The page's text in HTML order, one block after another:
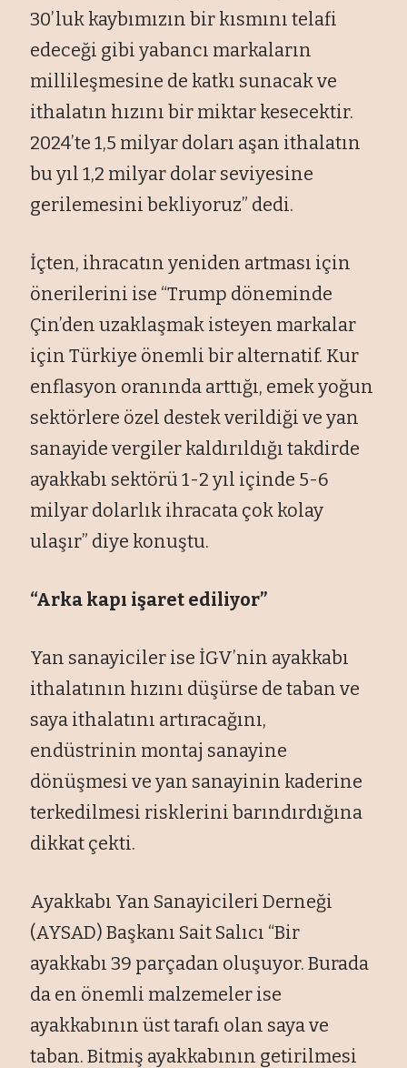
30’luk kaybımızın bir kısmını telafi
edeceği gibi yabancı markaların
millileşmesine de katkı sunacak ve
ithalatın hızını bir miktar kesecektir.
2024’te 1,5 milyar doları aşan ithalatın
bu yıl 1,2 milyar dolar seviyesine
gerilemesini bekliyoruz” dedi.
İçten, ihracatın yeniden artması için
önerilerini ise “Trump döneminde
Çin’den uzaklaşmak isteyen markalar
için Türkiye önemli bir alternatif. Kur
enflasyon oranında arttığı, emek yoğun
sektörlere özel destek verildiği ve yan
sanayide vergiler kaldırıldığı takdirde
ayakkabı sektörü 1-2 yıl içinde 5-6
milyar dolarlık ihracata çok kolay
ulaşır” diye konuştu.
“Arka kapı işaret ediliyor”
Yan sanayiciler ise İGV’nin ayakkabı
ithalatının hızını düşürse de taban ve
saya ithalatını artıracağını,
endüstrinin montaj sanayine
dönüşmesi ve yan sanayinin kaderine
terkedilmesi risklerini barındırdığına
dikkat çekti.
Ayakkabı Yan Sanayicileri Derneği
(AYSAD) Başkanı Sait Salıcı “Bir
ayakkabı 39 parçadan oluşuyor. Burada
da en önemli malzemeler ise
ayakkabının üst tarafı olan saya ve
taban. Bitmiş ayakkabının getirilmesi